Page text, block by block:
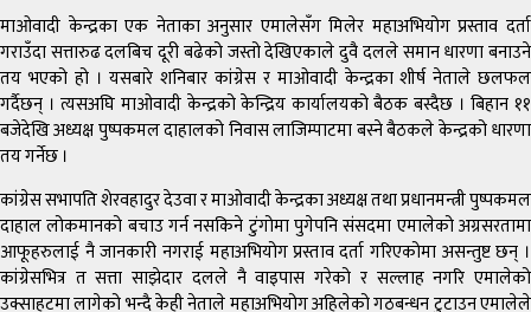
माओवादी केन्द्रका एक नेताका अनुसार एमालेसँग मिलेर महाअभियोग प्रस्ताव दर्ता
गराउँदा सत्तारुढ दलबिच दूरी बढेको जस्तो देखिएकाले दुवै दलले समान धारणा बनाउने
तय भएको हो । यसबारे शनिबार कांग्रेस र माओवादी केन्द्रका शीर्ष नेताले छलफल
गर्दैछन् । त्यसअघि माओवादी केन्द्रको केन्द्रिय कार्यालयको बैठक बस्दैछ । बिहान ११
बजेदेखि अध्यक्ष पुष्पकमल दाहालको निवास लाजिम्पाटमा बस्ने बैठकले केन्द्रको धारणा
तय गर्नेछ ।
कांग्रेस सभापति शेरवहादुर देउवा र माओवादी केन्द्रका अध्यक्ष तथा प्रधानमन्त्री पुष्पकमल
दाहाल लोकमानको बचाउ गर्न नसकिने टुंगोमा पुगेपनि संसदमा एमालेको अग्रसरतामा
आफूहरुलाई नै जानकारी नगराई महाअभियोग प्रस्ताव दर्ता गरिएकोमा असन्तुष्ट छन् ।
कांग्रेसभित्र त सत्ता साझेदार दलले नै वाइपास गरेको र सल्लाह नगरि एमालेको
उक्साहटमा लागेको भन्दै केही नेताले महाअभियोग अहिलेको गठबन्धन टुटाउन एमालेले